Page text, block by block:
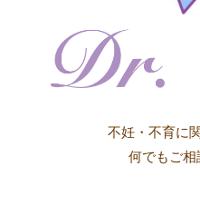
不妊・不育に
何でもご相